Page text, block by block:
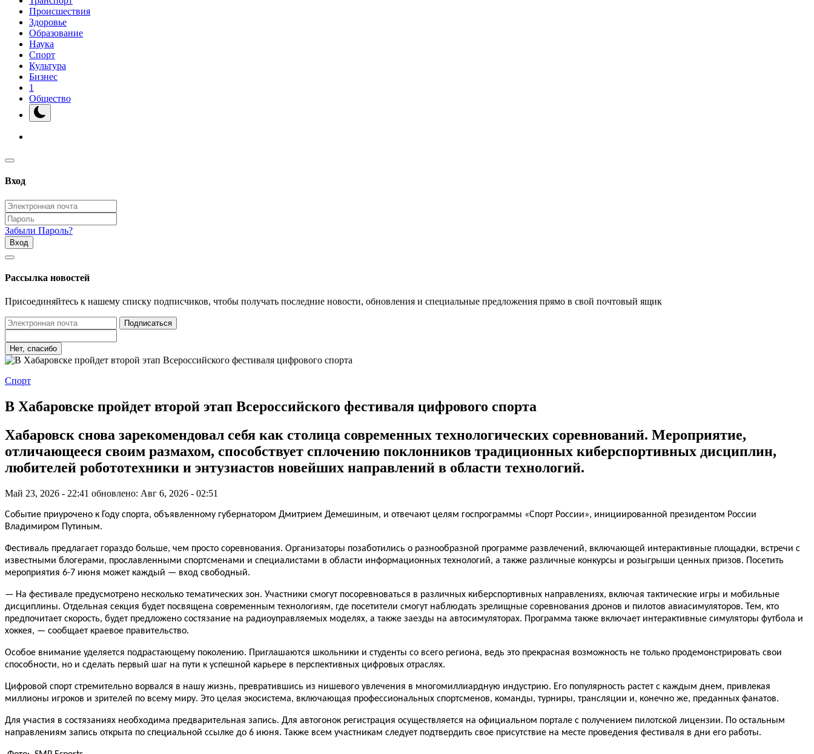
Происшествия
Здоровье
Образование
Наука
Спорт
Культура
Бизнес
1
Общество
Вход
Забыли Пароль?
Вход
Рассылка новостей
Присоединяйтесь к нашему списку подписчиков, чтобы получать последние новости, обновления и специальные предложения прямо в свой почтовый ящик
Подписаться
Нет, спасибо
Спорт
В Хабаровске пройдет второй этап Всероссийского фестиваля цифрового спорта
Хабаровск снова зарекомендовал себя как столица современных технологических соревнований. Мероприятие,
отличающееся своим размахом, способствует сплочению поклонников традиционных киберспортивных дисциплин,
любителей робототехники и энтузиастов новейших направлений в области технологий.
Май 23, 2026 - 22:41 обновлено: Авг 6, 2026 - 02:51
Событие приурочено к Году спорта, объявленному губернатором Дмитрием Демешиным, и отвечают целям госпрограммы «Спорт России», инициированной президентом России
Владимиром Путиным.
Фестиваль предлагает гораздо больше, чем просто соревнования. Организаторы позаботились о разнообразной программе развлечений, включающей интерактивные площадки, встречи с
известными блогерами, прославленными спортсменами и специалистами в области информационных технологий, а также различные конкурсы и розыгрыши ценных призов. Посетить
мероприятия 6-7 июня может каждый — вход свободный.
— На фестивале предусмотрено несколько тематических зон. Участники смогут посоревноваться в различных киберспортивных направлениях, включая тактические игры и мобильные
дисциплины. Отдельная секция будет посвящена современным технологиям, где посетители смогут наблюдать зрелищные соревнования дронов и пилотов авиасимуляторов. Тем, кто
предпочитает скорость, будет предложено состязание на радиоуправляемых моделях, а также заезды на автосимуляторах. Программа также включает интерактивные симуляторы футбола и
хоккея, — сообщает краевое правительство.
Особое внимание уделяется подрастающему поколению. Приглашаются школьники и студенты со всего региона, ведь это прекрасная возможность не только продемонстрировать свои
способности, но и сделать первый шаг на пути к успешной карьере в перспективных цифровых отраслях.
Цифровой спорт стремительно ворвался в нашу жизнь, превратившись из нишевого увлечения в многомиллиардную индустрию. Его популярность растет с каждым днем, привлекая
миллионы игроков и зрителей по всему миру. Это целая экосистема, включающая профессиональных спортсменов, команды, турниры, трансляции и, конечно же, преданных фанатов.
Для участия в состязаниях необходима предварительная запись. Для автогонок регистрация осуществляется на официальном портале с получением пилотской лицензии. По остальным
направлениям запись открыта по специальной ссылке до 6 июня. Также всем участникам следует подтвердить свое присутствие на месте проведения фестиваля в дни его работы.